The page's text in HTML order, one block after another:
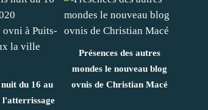
du 16 au
l'atterrissage
Présences des autres
mondes le nouveau blog
ovnis de Christian Macé